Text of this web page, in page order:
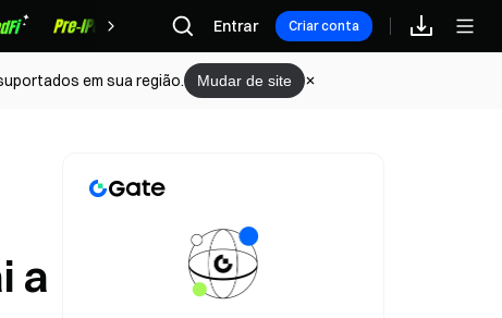
Recompensas
Entrar Criar conta
em sua região. Mudar de site
a